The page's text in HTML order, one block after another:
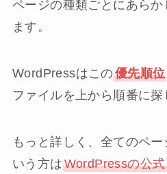
ページの種類ごとにあら
ます。
WordPressはこの優先順位
ファイルを上から順番に探
もっと詳しく、全てのペ
いう方はWordPressの公